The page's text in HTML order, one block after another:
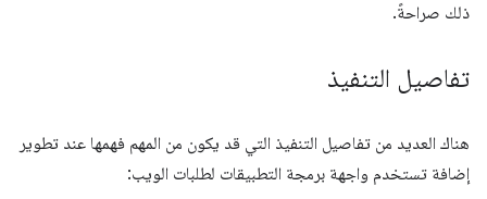
ذلك صراحةً.
تفاصيل التنفيذ
هناك العديد من تفاصيل التنفيذ التي قد يكون من المهم فهمها عند تطوير
إضافة تستخدم واجهة برمجة التطبيقات لطلبات الويب: